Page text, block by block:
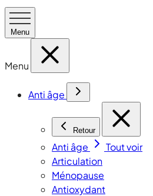
Menu
Menu
Anti âge
Retour
Anti âge
Tout voir
Articulation
Ménopause
Antioxydant